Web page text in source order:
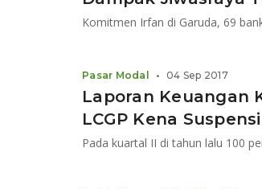
Laporan Keuangan
LCGP Kena Suspensi
Pasar Modal • 04 Sep 2017